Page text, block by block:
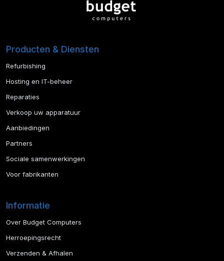
Producten & Diensten
Refurbishing
Hosting en IT-beheer
Reparaties
Verkoop uw apparatuur
Aanbiedingen
Partners
Sociale samenwerkingen
Voor fabrikanten
Informatie
Over Budget Computers
Herroepingsrecht
Verzenden & Afhalen